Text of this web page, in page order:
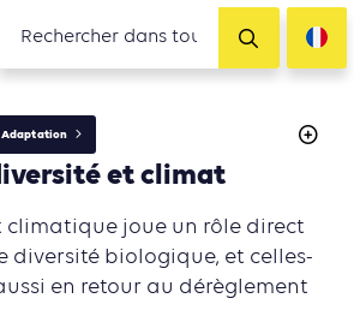
Adaptation
et climat
climatique joue un rôle direct
diversité biologique, et celles-
en retour au dérèglement